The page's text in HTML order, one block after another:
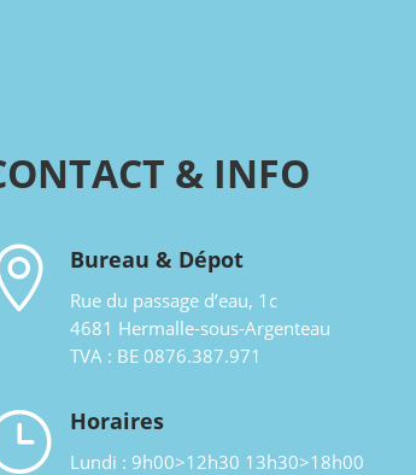
& INFO
Bureau & Dépot
Rue du passage d’eau, 1c
4681 Hermalle-sous-Argenteau
TVA : BE 0876.387.971
Horaires
Lundi : 9h00>12h30 13h30>18h00